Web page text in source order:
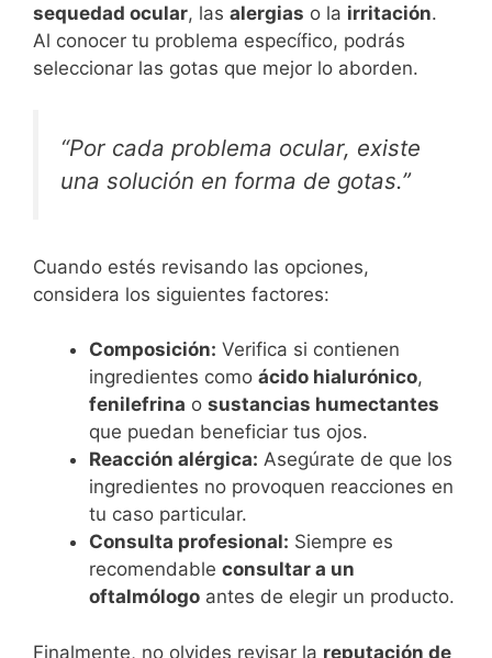
sequedad ocular, las alergias o la irritación.
Al conocer tu problema específico, podrás
seleccionar las gotas que mejor lo aborden.
“Por cada problema ocular, existe
una solución en forma de gotas.”
Cuando estés revisando las opciones,
considera los siguientes factores:
Composición: Verifica si contienen
ingredientes como ácido hialurónico,
fenilefrina o sustancias humectantes
que puedan beneficiar tus ojos.
Reacción alérgica: Asegúrate de que los
ingredientes no provoquen reacciones en
tu caso particular.
Consulta profesional: Siempre es
recomendable consultar a un
oftalmólogo antes de elegir un producto.
Finalmente, no olvides revisar la reputación de